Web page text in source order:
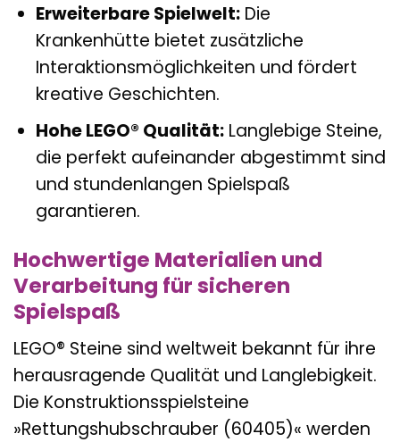
Erweiterbare Spielwelt:Die
Krankenhütte bietet zusätzliche
Interaktionsmöglichkeiten und fördert
kreative Geschichten.
Hohe LEGO® Qualität:Langlebige Steine,
die perfekt aufeinander abgestimmt sind
und stundenlangen Spielspaß
garantieren.
Hochwertige Materialien und
Verarbeitung für sicheren
Spielspaß
LEGO® Steine sind weltweit bekannt für ihre
herausragende Qualität und Langlebigkeit.
Die Konstruktionsspielsteine
»Rettungshubschrauber (60405)« werden